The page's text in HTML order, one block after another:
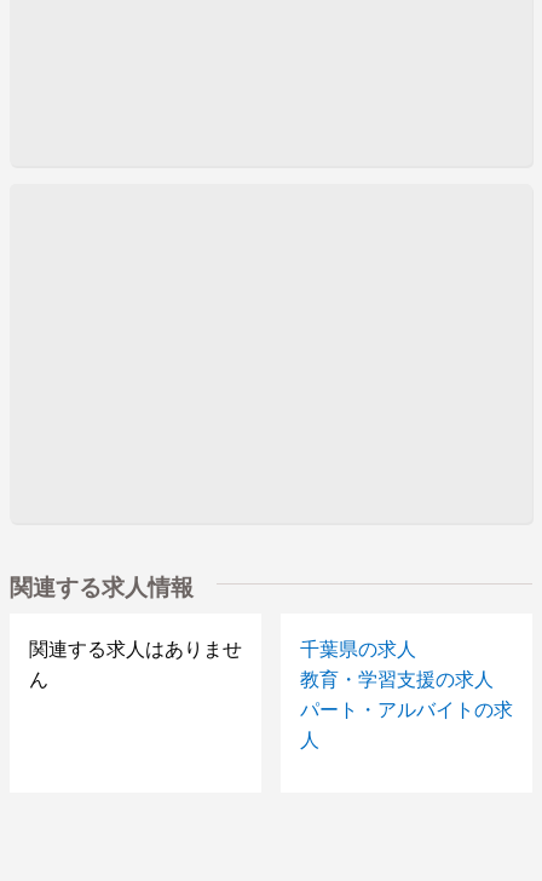
関連する求人情報
関連する求人はありませ
ん
千葉県の求人
教育・学習支援の求人
パート・アルバイトの求
人